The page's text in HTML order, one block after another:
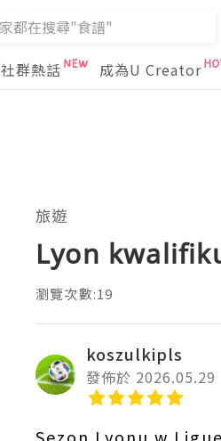
社群熱話 成為U Creator
旅遊
Lyon
瀏覽次數:19
koszulkipls
發佈於 2026.05.29